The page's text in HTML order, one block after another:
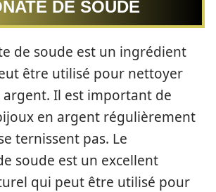
DE SOUDE
de soude est un ingrédient
être utilisé pour nettoyer
argent. Il est important de
en argent régulièrement
ternissent pas. Le
soude est un excellent
qui peut être utilisé pour